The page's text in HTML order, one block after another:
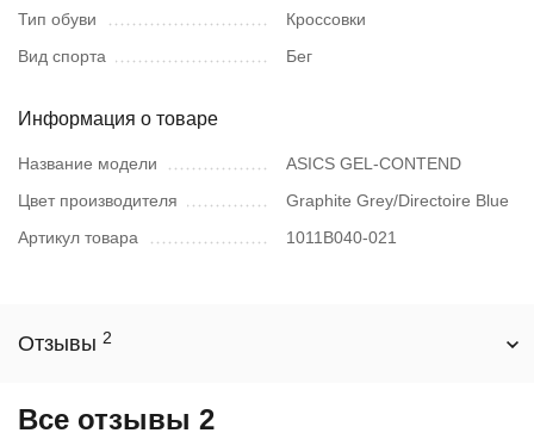
Тип обуви
Кроссовки
Вид спорта
Бег
Информация о товаре
Название модели
ASICS GEL-CONTEND
Цвет производителя
Graphite Grey/Directoire Blue
Артикул товара
1011B040-021
Отзывы 2
Все отзывы 2